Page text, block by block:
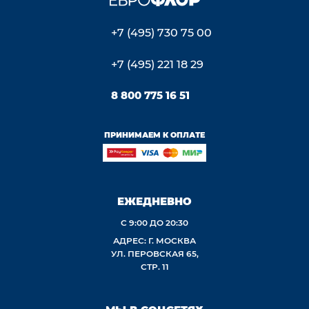
+7 (495) 730 75 00
+7 (495) 221 18 29
8 800 775 16 51
ПРИНИМАЕМ К ОПЛАТЕ
ЕЖЕДНЕВНО
С 9:00 ДО 20:30
АДРЕС: Г. МОСКВА
УЛ. ПЕРОВСКАЯ 65,
СТР. 11